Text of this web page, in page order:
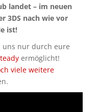
landet – im neuen
3DS nach wie vor
ist!
uns nur durch eure
ermöglicht!
viele weitere